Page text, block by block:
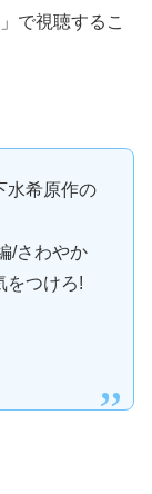
」で視聴するこ
水希原作の
/さわやか
をつけろ!